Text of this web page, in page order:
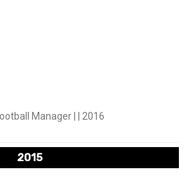
Manager | | 2016
2015